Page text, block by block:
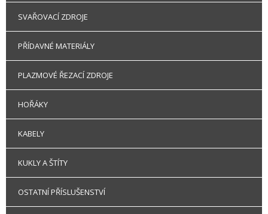
SVAŘOVACÍ ZDROJE
PŘÍDAVNÉ MATERIÁLY
PLAZMOVÉ ŘEZACÍ ZDROJE
HOŘÁKY
KABELY
KUKLY A ŠTÍTY
OSTATNÍ PŘÍSLUŠENSTVÍ